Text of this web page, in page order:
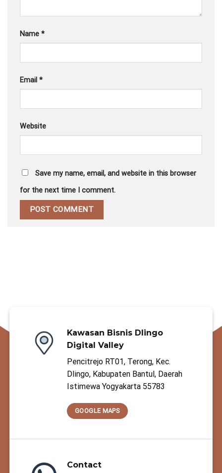
Name *
Email *
Website
Save my name, email, and website in this browser
for the next time I comment.
Kawasan Bisnis Dlingo
Digital Valley
Pencitrejo RT01, Terong, Kec.
Dlingo, Kabupaten Bantul, Daerah
Istimewa Yogyakarta 55783
GOOGLE MAPS
Contact